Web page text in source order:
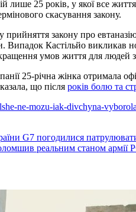
лише 25 років, у якої все
скасування закону.
закону про
Випадок Кастільйо викликав
умов життя для людей
25-річна жінка отримала
що після років болю та
ne-mozu-iak-divchyna-
G7 погодилися
реальним станом армії